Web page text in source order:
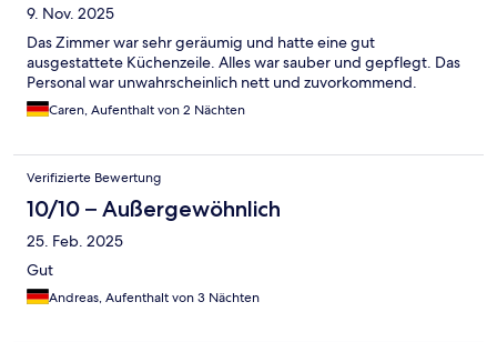
9. Nov. 2025
Das Zimmer war sehr geräumig und hatte eine gut
ausgestattete Küchenzeile. Alles war sauber und gepflegt. Das
Personal war unwahrscheinlich nett und zuvorkommend.
Caren, Aufenthalt von 2 Nächten
Verifizierte Bewertung
10/10 – Außergewöhnlich
25. Feb. 2025
Gut
Andreas, Aufenthalt von 3 Nächten